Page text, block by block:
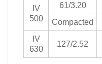
IV
500
61/3.20
Compacted
IV
630
127/2.52